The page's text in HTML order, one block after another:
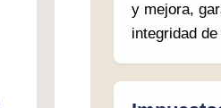
y mejora,
integridad